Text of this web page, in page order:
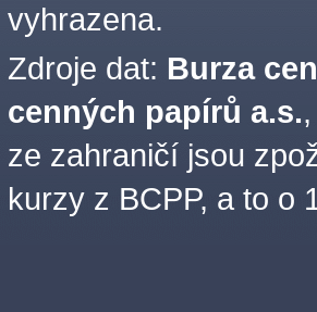
vyhrazena.
Zdroje dat: Burza
cenných papírů a.s.,
ze zahraničí jsou
kurzy z BCPP, a to o